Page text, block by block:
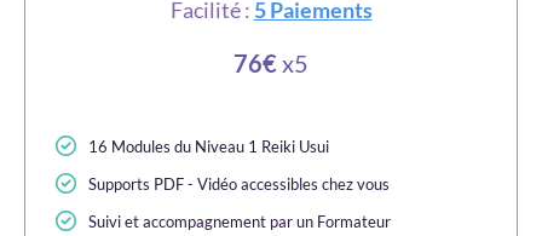
Facilité : 5 Paiements
76€ x5
16 Modules du Niveau 1 Reiki Usui
Supports PDF - Vidéo accessibles chez vous
Suivi et accompagnement par un Formateur